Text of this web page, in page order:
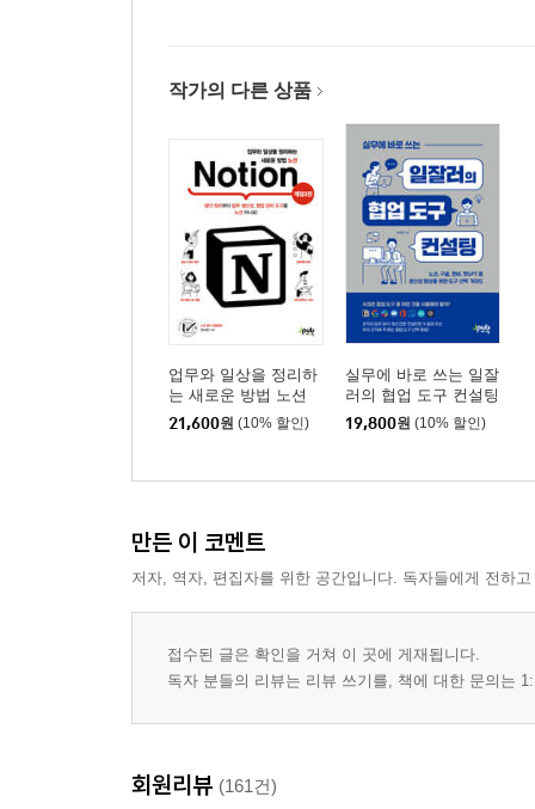
작가의 다른 상품
업무와 일상을 정리하
는 새로운 방법 노션
21,600원 (10% 할인)
실무에 바로 쓰는 일잘
러의 협업 도구 컨설팅
19,800원 (10% 할인)
만든 이 코멘트
저자, 역자, 편집자를 위한 공간입니다. 독자들에게 전하
접수된 글은 확인을 거쳐 이 곳에 게재됩니다.
독자 분들의 리뷰는 리뷰 쓰기를, 책에 대한 문의는
회원리뷰 (161건)